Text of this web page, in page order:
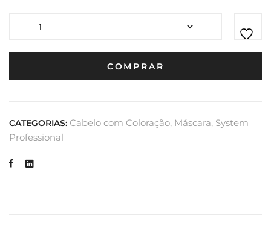
COMPRAR
CATEGORIAS: Cabelo com Coloração, Máscara, System
Professional